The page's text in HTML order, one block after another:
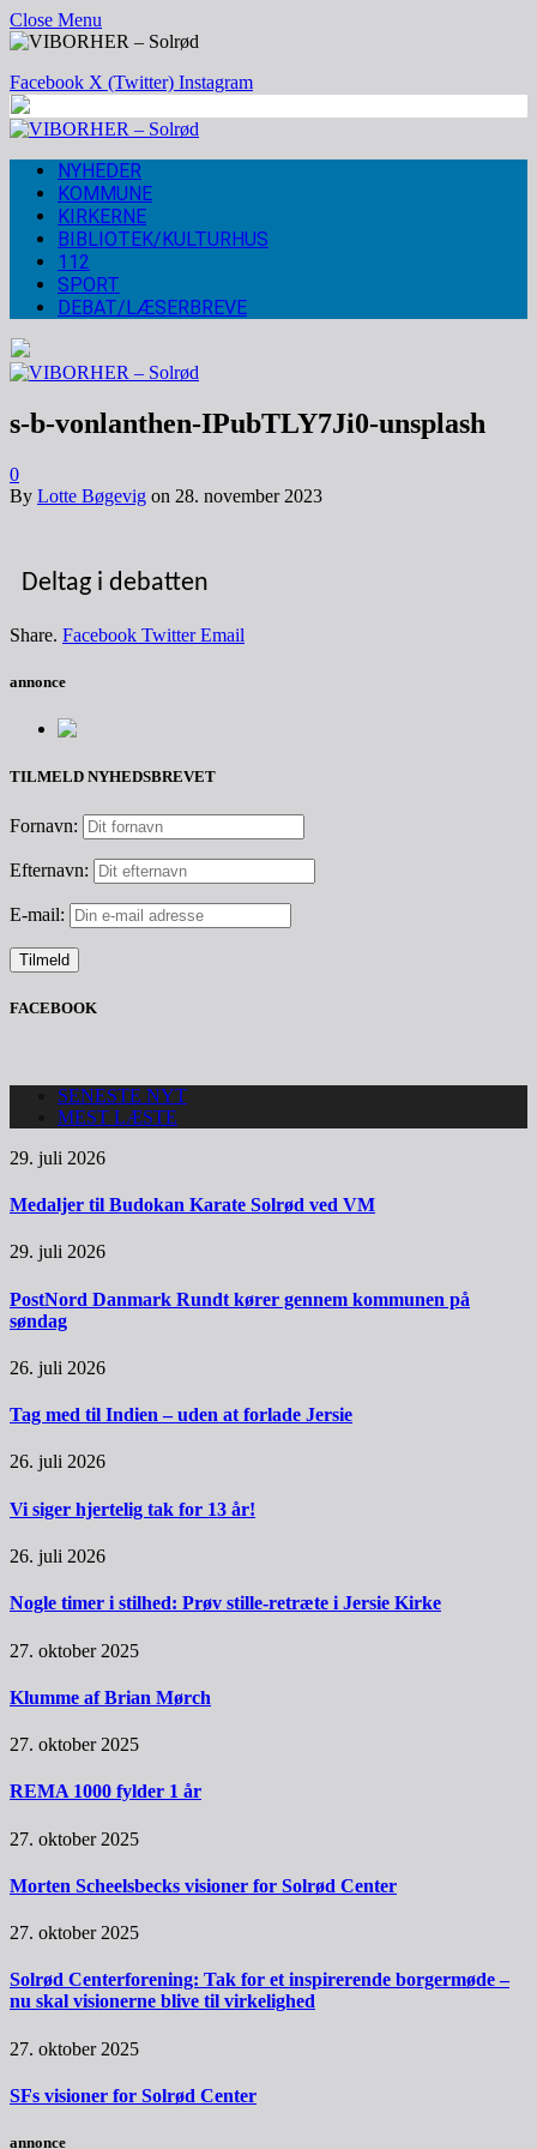
Close Menu
Facebook X (Twitter) Instagram
NYHEDER
KOMMUNE
KIRKERNE
BIBLIOTEK/KULTURHUS
112
SPORT
DEBAT/LÆSERBREVE
s-b-vonlanthen-IPubTLY7Ji0-unsplash
0
By Lotte Bøgevig on 28. november 2023
Deltag i debatten
Share. Facebook Twitter Email
annonce
TILMELD NYHEDSBREVET
Fornavn:
Efternavn:
E-mail:
FACEBOOK
SENESTE NYT
MEST LÆSTE
29. juli 2026
Medaljer til Budokan Karate Solrød ved VM
29. juli 2026
PostNord Danmark Rundt kører gennem kommunen på
søndag
26. juli 2026
Tag med til Indien – uden at forlade Jersie
26. juli 2026
Vi siger hjertelig tak for 13 år!
26. juli 2026
Nogle timer i stilhed: Prøv stille-retræte i Jersie Kirke
27. oktober 2025
Klumme af Brian Mørch
27. oktober 2025
REMA 1000 fylder 1 år
27. oktober 2025
Morten Scheelsbecks visioner for Solrød Center
27. oktober 2025
Solrød Centerforening: Tak for et inspirerende borgermøde –
nu skal visionerne blive til virkelighed
27. oktober 2025
SFs visioner for Solrød Center
annonce